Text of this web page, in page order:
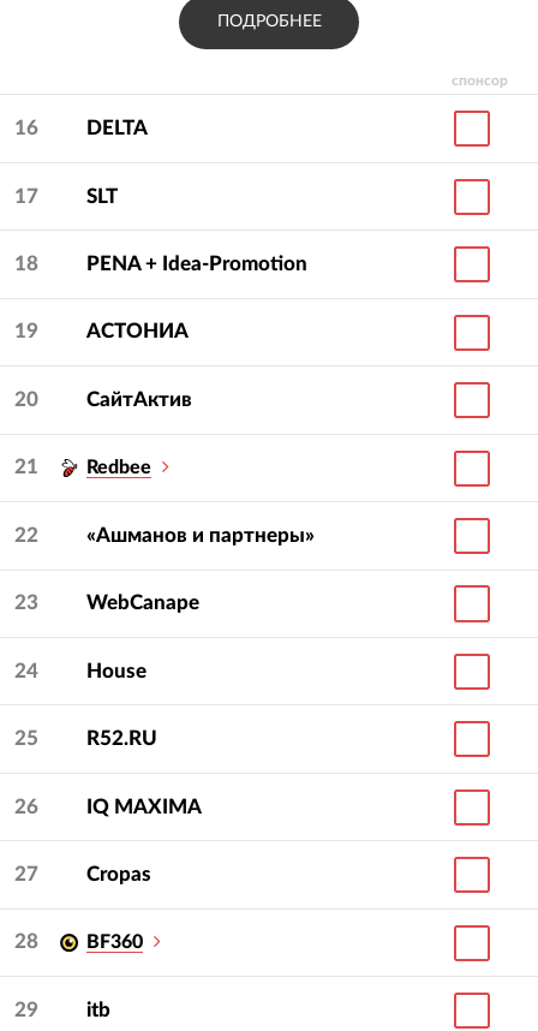
спонсор
ПОДРОБНЕЕ
16 DELTA
17 SLT
18 PENA + Idea-Promotion
19 АСТОНИА
20 СайтАктив
21 Redbee
22 «Ашманов и партнеры»
23 WebCanape
24 House
25 R52.RU
26 IQ МAXIMA
27 Cropas
28 BF360
29 itb